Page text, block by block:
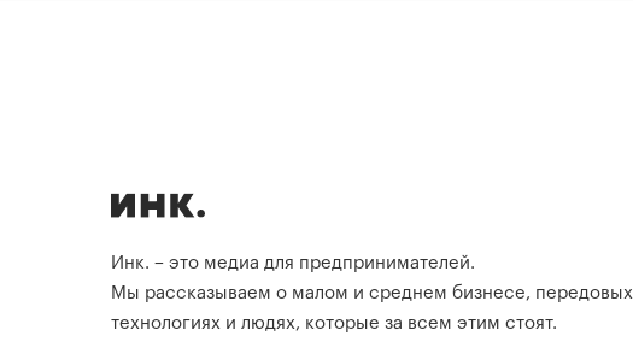
Инк. – это медиа для предпринимателей.
Мы рассказываем о малом и среднем бизнесе, передовых
технологиях и людях, которые за всем этим стоят.